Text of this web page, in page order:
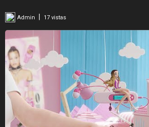
Admin 17 vistas